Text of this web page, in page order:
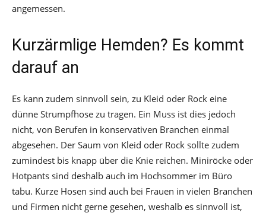
angemessen.
Kurzärmlige Hemden? Es kommt
darauf an
Es kann zudem sinnvoll sein, zu Kleid oder Rock eine
dünne Strumpfhose zu tragen. Ein Muss ist dies jedoch
nicht, von Berufen in konservativen Branchen einmal
abgesehen. Der Saum von Kleid oder Rock sollte zudem
zumindest bis knapp über die Knie reichen. Miniröcke oder
Hotpants sind deshalb auch im Hochsommer im Büro
tabu. Kurze Hosen sind auch bei Frauen in vielen Branchen
und Firmen nicht gerne gesehen, weshalb es sinnvoll ist,